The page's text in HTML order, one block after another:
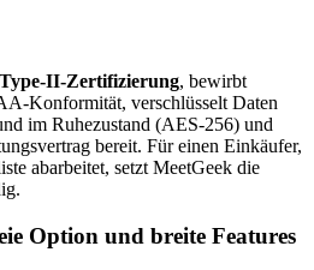
II-Zertifizierung, bewirbt
Konformität, verschlüsselt Daten
im Ruhezustand (AES-256) und
bereit. Für einen Einkäufer,
abarbeitet, setzt MeetGeek die
Option und breite Features